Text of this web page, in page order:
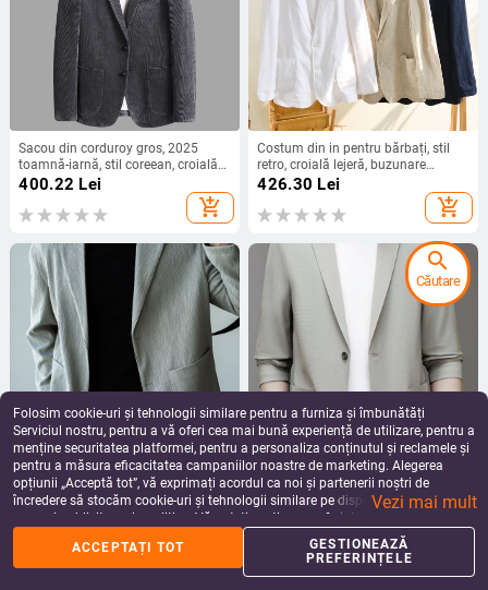
Sacou din corduroy gros, 2025
toamnă-iarnă, stil coreean, croială
Slim, casual retro, cald pentru tineri
400.22 Lei
add_shopping_cart
Costum din in pentru bărbați, stil
retro, croială lejeră, buzunare
multiple
426.30 Lei
add_shopping_cart
Costum casual masculin, croială
lejeră, rever de costum, nasturi într-o
singură linie cu două nasturi,
țesătură 100% poliester, culoare
813.16Lei
add_shopping_cart
Sacou bărbătesc ușor cu protecție
solară, respirabil, croială slim,
pentru vară.
263.41 - 288.81Lei
add_shopping_cart
Folosim cookie-uri și tehnologii similare pentru a furniza și îmbunătăți
Serviciul nostru, pentru a vă oferi cea mai bună experiență de utilizare, pentru a
menține securitatea platformei, pentru a personaliza conținutul și reclamele și
pentru a măsura eficacitatea campaniilor noastre de marketing. Alegerea
opțiunii „Acceptă tot”, vă exprimați acordul ca noi și partenerii noștri de
încredere să stocăm cookie-uri și tehnologii similare pe dispozitivul dvs. în
scopuri publicitare și analitice. Vă puteți gestiona preferințele în orice moment
făcând clic pe „Gestionează preferințele”. Pentru mai multe informații, vă
rugăm să consultațiPolitica noastră de confidențialitate.
Vezi mai mult
ACCEPTAȚI TOT
GESTIONEAZĂ
PREFERINȚELE
search
Căutare